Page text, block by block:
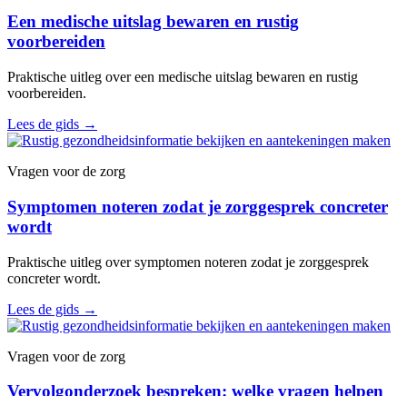
Een medische uitslag bewaren en rustig
voorbereiden
Praktische uitleg over een medische uitslag bewaren en rustig
voorbereiden.
Lees de gids →
Vragen voor de zorg
Symptomen noteren zodat je zorggesprek concreter
wordt
Praktische uitleg over symptomen noteren zodat je zorggesprek
concreter wordt.
Lees de gids →
Vragen voor de zorg
Vervolgonderzoek bespreken: welke vragen helpen